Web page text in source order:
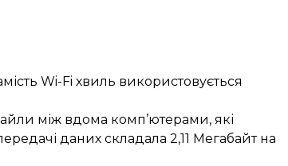
Wi-Fi хвиль використовується
між вдома комп’ютерами, які
даних складала 2,11 Мегабайт на